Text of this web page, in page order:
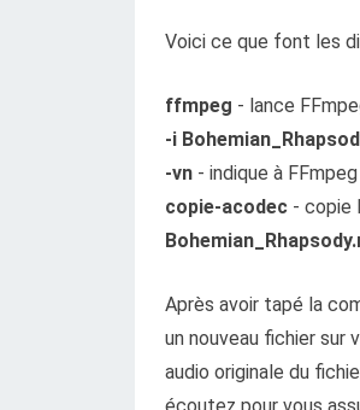
Voici ce que font les
ffmpeg - lance
-i
-vn - indique à
copie-acodec - copie
Après avoir tapé la
un nouveau fichier sur
audio originale du